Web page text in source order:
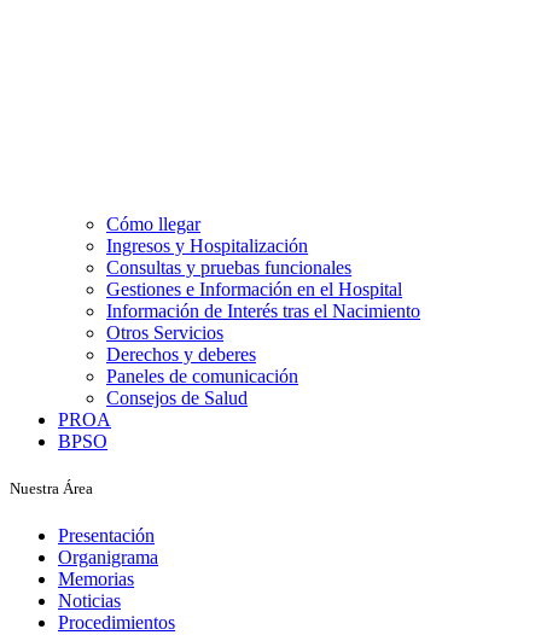
Cómo llegar
Ingresos y Hospitalización
Consultas y pruebas funcionales
Gestiones e Información en el Hospital
Información de Interés tras el Nacimiento
Otros Servicios
Derechos y deberes
Paneles de comunicación
Consejos de Salud
PROA
BPSO
Nuestra Área
Presentación
Organigrama
Memorias
Noticias
Procedimientos